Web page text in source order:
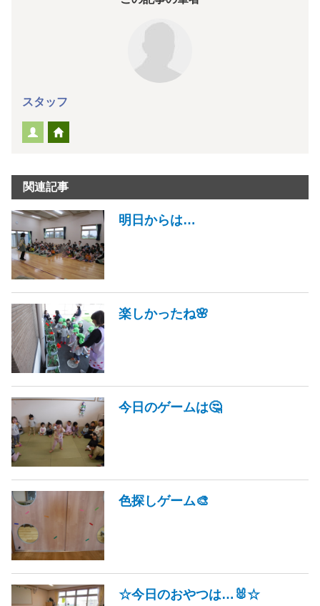
スタッフ
関連記事
明日からは…
楽しかったね🌸
今日のゲームは🤔
色探しゲーム🎨
☆今日のおやつは…🐰☆